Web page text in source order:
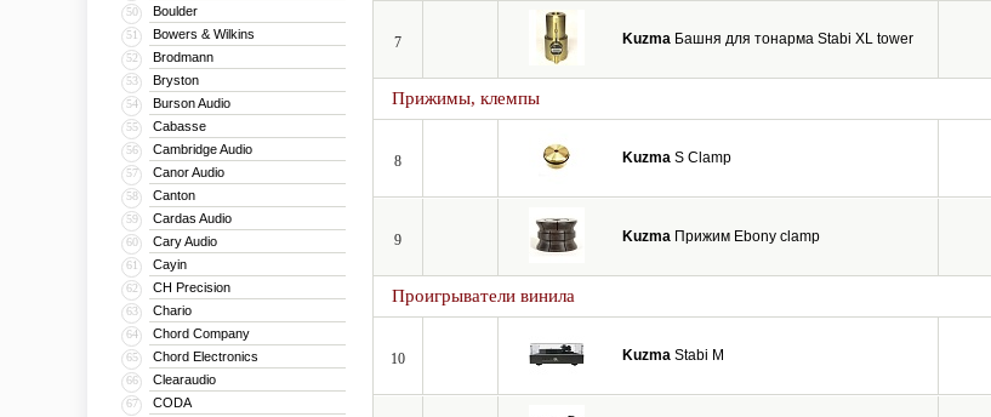
50 Boulder
51 Bowers & Wilkins
52 Brodmann
53 Bryston
54 Burson Audio
55 Cabasse
56 Cambridge Audio
57 Canor Audio
58 Canton
59 Cardas Audio
60 Cary Audio
61 Cayin
62 CH Precision
63 Chario
64 Chord Company
65 Chord Electronics
66 Clearaudio
67 CODA
7 Kuzma Башня для тонарма Stabi XL tower
Прижимы, клемпы
8 Kuzma S Clamp
9 Kuzma Прижим Ebony clamp
Проигрыватели винила
10 Kuzma Stabi M